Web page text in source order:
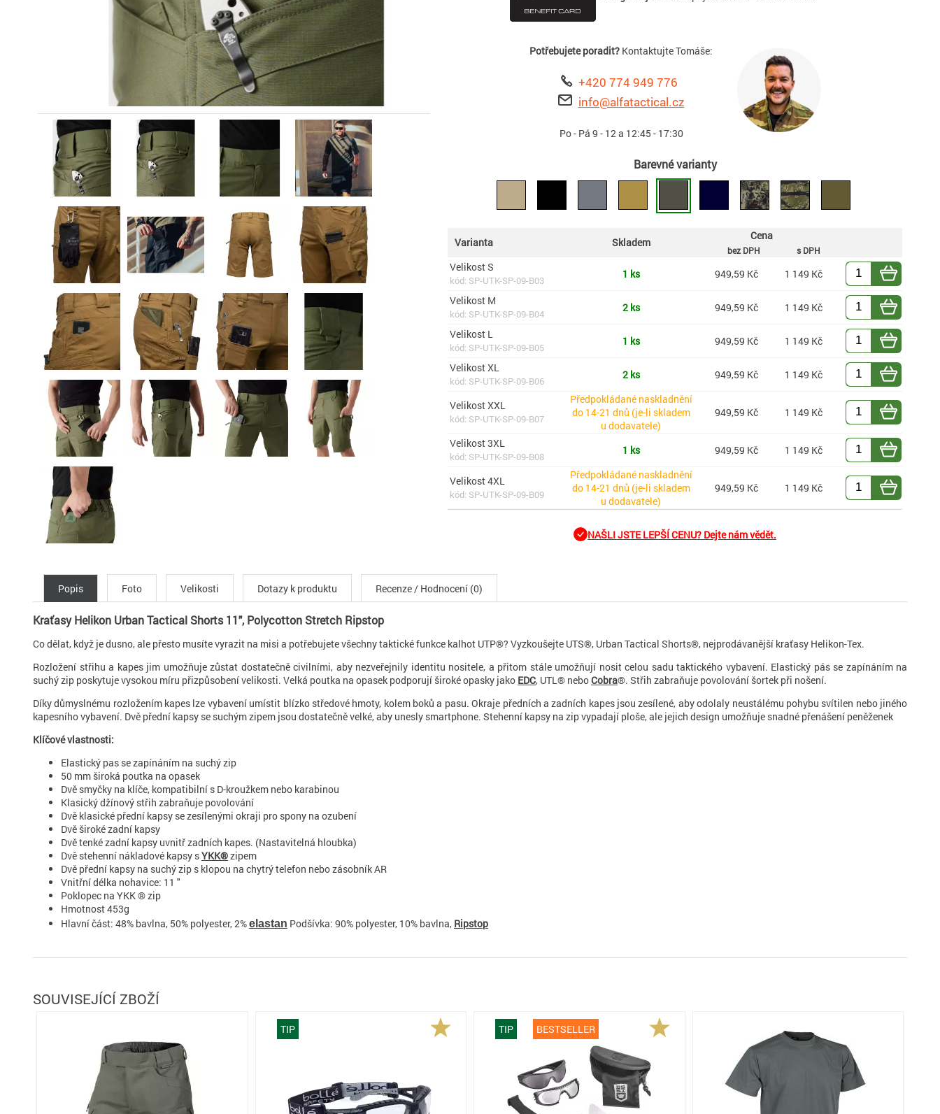
Potřebujete poradit? Kontaktujte Tomáše:
+420 774 949 776
info@alfatactical.cz
Po - Pá 9 - 12 a 12:45 - 17:30
Barevné varianty
Varianta Skladem
Cena
bez DPH s DPH
Velikost S
kód: SP-UTK-SP-09-B03 1 ks 949,59 Kč
1 149 Kč
Velikost M
kód: SP-UTK-SP-09-B04 2 ks 949,59 Kč
1 149 Kč
Velikost L
kód: SP-UTK-SP-09-B05 1 ks 949,59 Kč
1 149 Kč
Velikost XL
kód: SP-UTK-SP-09-B06 2 ks 949,59 Kč 1 149 Kč
Velikost XXL
kód: SP-UTK-SP-09-B07
Předpokládané naskladnění
do 14-21 dnů (je-li skladem
u dodavatele)
949,59 Kč 1 149 Kč
Velikost 3XL
kód: SP-UTK-SP-09-B08 1 ks 949,59 Kč 1 149 Kč
Velikost 4XL
kód: SP-UTK-SP-09-B09
Předpokládané naskladnění
do 14-21 dnů (je-li skladem
u dodavatele)
949,59 Kč 1 149 Kč
NAŠLI JSTE LEPŠÍ CENU? Dejte nám vědět.
Popis Foto Velikosti Dotazy k produktu Recenze / Hodnocení (0)
Kraťasy Helikon Urban Tactical Shorts 11", Polycotton Stretch Ripstop
Co dělat, když je dusno, ale přesto musíte vyrazit na misi a potřebujete všechny taktické funkce kalhot UTP®? Vyzkoušejte UTS®, Urban Tactical Shorts®, nejprodávanější kraťasy Helikon-Tex.
Rozložení střihu a kapes jim umožňuje zůstat dostatečně civilními, aby nezveřejnily identitu nositele, a přitom stále umožňují nosit celou sadu taktického vybavení. Elastický pás se zapínáním na
suchý zip poskytuje vysokou míru přizpůsobení velikosti. Velká poutka na opasek podporují široké opasky jako EDC, UTL® neboCobra®. Střih zabraňuje povolování šortek při nošení.
Díky důmyslnému rozložením kapes lze vybavení umístit blízko středové hmoty, kolem boků a pasu. Okraje předních a zadních kapes jsou zesílené, aby odolaly neustálému pohybu svítilen nebo jiného
kapesního vybavení. Dvě přední kapsy se suchým zipem jsou dostatečně velké, aby unesly smartphone. Stehenní kapsy na zip vypadají ploše, ale jejich design umožňuje snadné přenášení peněženek
Klíčové vlastnosti:
Elastický pas se zapínáním na suchý zip
50 mm široká poutka na opasek
Dvě smyčky na klíče, kompatibilní s D-kroužkem nebo karabinou
Klasický džínový střih zabraňuje povolování
Dvě klasické přední kapsy se zesílenými okraji pro spony na ozubení
Dvě široké zadní kapsy
Dvě tenké zadní kapsy uvnitř zadních kapes. (Nastavitelná hloubka)
Dvě stehenní nákladové kapsy sYKK®zipem
Dvě přední kapsy na suchý zip s klopou na chytrý telefon nebo zásobník AR
Vnitřní délka nohavice: 11 "
Poklopec na YKK ® zip
Hmotnost 453g
Hlavní část: 48% bavlna, 50% polyester, 2%elastan Podšívka: 90% polyester, 10% bavlna, Ripstop
SOUVISEJÍCÍ ZBOŽÍ
TIP TIP BESTSELLER